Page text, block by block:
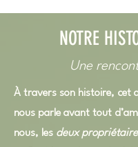
NOTRE
Une
À travers son histoire, cet
nous parle avant tout
nous, les deux